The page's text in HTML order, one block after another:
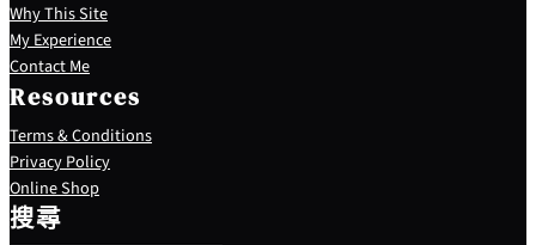
Why This Site
My Experience
Contact Me
Resources
Terms & Conditions
Privacy Policy
Online Shop
搜尋
S
e
a